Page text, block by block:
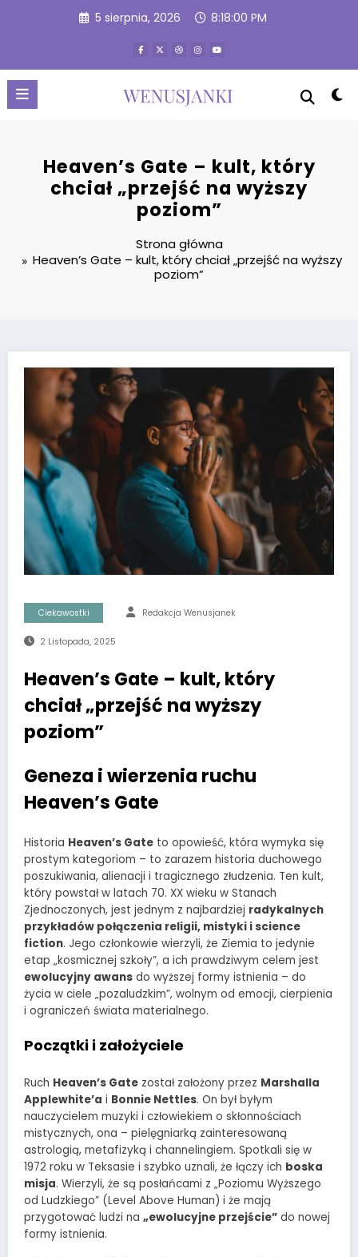
5 sierpnia, 2026 8:18:01 PM
Heaven’s Gate – kult, który
chciał „przejść na wyższy
poziom”
Strona główna
Heaven’s Gate – kult, który chciał „przejść na wyższy
poziom”
Ciekawostki Redakcja Wenusjanek
2 Listopada, 2025
Heaven’s Gate – kult, który
chciał „przejść na wyższy
poziom”
Geneza i wierzenia ruchu
Heaven’s Gate
Historia Heaven’s Gate to opowieść, która wymyka się
prostym kategoriom – to zarazem historia duchowego
poszukiwania, alienacji i tragicznego złudzenia. Ten kult,
który powstał w latach 70. XX wieku w Stanach
Zjednoczonych, jest jednym z najbardziej radykalnych
przykładów połączenia religii, mistyki i science
fiction. Jego członkowie wierzyli, że Ziemia to jedynie
etap „kosmicznej szkoły”, a ich prawdziwym celem jest
ewolucyjny awans do wyższej formy istnienia – do
życia w ciele „pozaludzkim”, wolnym od emocji, cierpienia
i ograniczeń świata materialnego.
Początki i założyciele
Ruch Heaven’s Gate został założony przez Marshalla
Applewhite’a i Bonnie Nettles. On był byłym
nauczycielem muzyki i człowiekiem o skłonnościach
mistycznych, ona – pielęgniarką zainteresowaną
astrologią, metafizyką i channelingiem. Spotkali się w
1972 roku w Teksasie i szybko uznali, że łączy ich boska
misja. Wierzyli, że są posłańcami z „Poziomu Wyższego
od Ludzkiego” (Level Above Human) i że mają
przygotować ludzi na „ewolucyjne przejście” do nowej
formy istnienia.